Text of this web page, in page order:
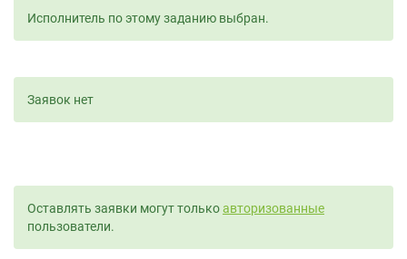
Исполнитель по этому заданию выбран.
Заявок нет
Оставлять заявки могут толькоавторизованные
пользователи.